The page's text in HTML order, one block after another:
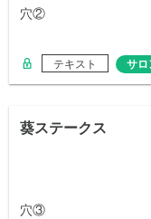
穴②
テキスト サロ
葵ステークス
穴③